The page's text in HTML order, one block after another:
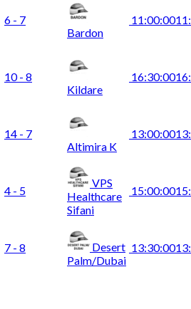
6 - 7
Bardon
11:00:00
10 - 8
Kildare
16:30:00
14 - 7
Altimira K
13:00:00
4 - 5
VPS
Healthcare
Sifani
15:00:00
7 - 8
Desert
Palm/Dubai
13:30:00